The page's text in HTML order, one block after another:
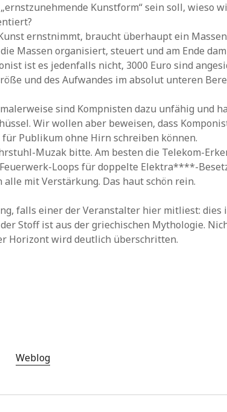
Kunstform“ sein soll, wieso
ernstnimmt, braucht überhaupt ein
Massen organisiert, steuert und am Ende
ist es jedenfalls nicht, 3000 Euro sind
und des Aufwandes im absolut unteren
sind Kompnisten dazu unfähig und
Wir wollen aber beweisen, dass
Publikum ohne Hirn schreiben können.
Muzak bitte. Am besten die Telekom-
Feuerwerk-Loops für doppelte Elektra****-
mit Verstärkung. Das haut schön rein.
falls einer der Veranstalter hier mitliest: dies
Stoff ist aus der griechischen Mythologie.
Horizont wird deutlich überschritten.
Weblog